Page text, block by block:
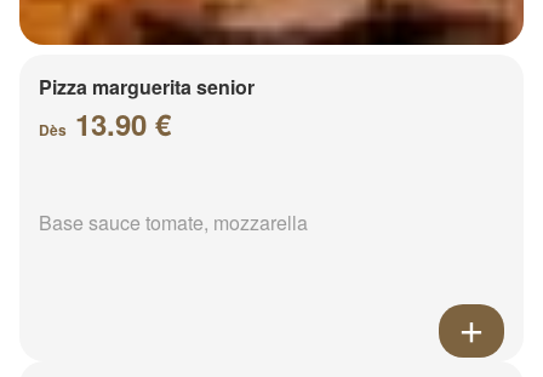
Pizza marguerita senior
Dès 13.90 €
Base sauce tomate, mozzarella